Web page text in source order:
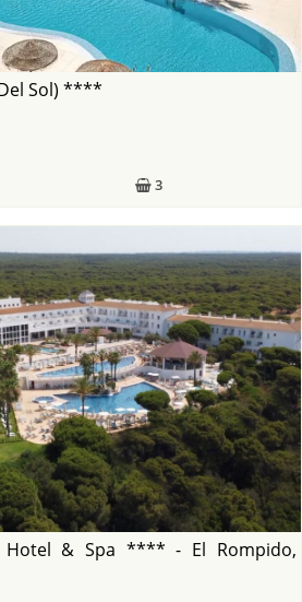
Sol) ****
3
Hotel & Spa **** - El Rompido,